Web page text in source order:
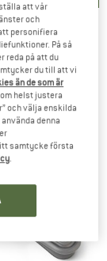
set
att vår
och
personifiera
På så
reda på att du
du till att vi
än de som är
helst justera
och välja enskilda
denna
samtycke första
.